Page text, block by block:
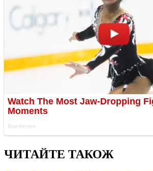
ЧИТАЙТЕ ТАКОЖ